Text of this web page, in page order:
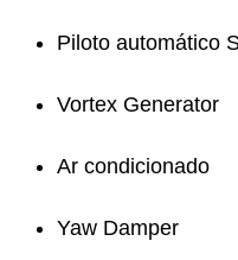
Piloto automático
Vortex Generator
Ar condicionado
Yaw Damper